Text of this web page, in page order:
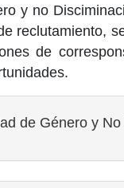
y no
reclutamiento,
de
de Género y